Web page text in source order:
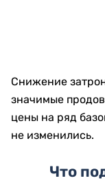
Снижение
значимые
цены на ряд
не изменились.
Что